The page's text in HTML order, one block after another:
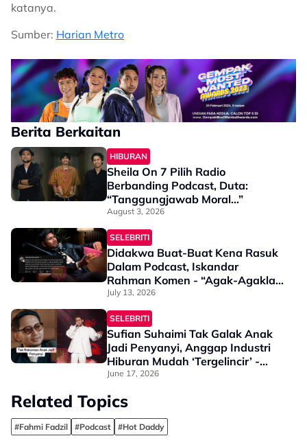
katanya.
Sumber: Harian Metro
Berita Berkaitan
HIBURAN
Sheila On 7 Pilih Radio
Berbanding Podcast, Duta:
“Tanggungjawab Moral…”
August 3, 2026
SELEBRITI
Didakwa Buat-Buat Kena Rasuk
Dalam Podcast, Iskandar
Rahman Komen - “Agak-Agaklah
Kalau Nak Berlakon Pun, Mata
Tak Berkelip…”
July 13, 2026
SELEBRITI
Sufian Suhaimi Tak Galak Anak
Jadi Penyanyi, Anggap Industri
Hiburan Mudah ‘Tergelincir’ -
“Kau Akan Buat Perkara Yang…”
June 17, 2026
Related Topics
#Fahmi Fadzil #Podcast #Hot Daddy